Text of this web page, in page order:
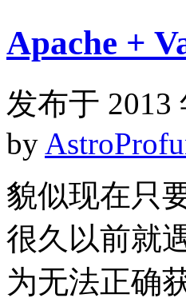
Apache +
发布于 2013
by
貌似现在只
很久以前就
为无法正确